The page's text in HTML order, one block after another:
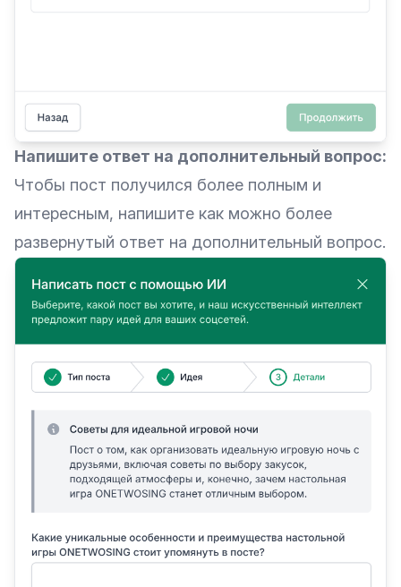
Напишите ответ на дополнительный вопрос:
Чтобы пост получился более полным и
интересным, напишите как можно более
развернутый ответ на дополнительный вопрос.